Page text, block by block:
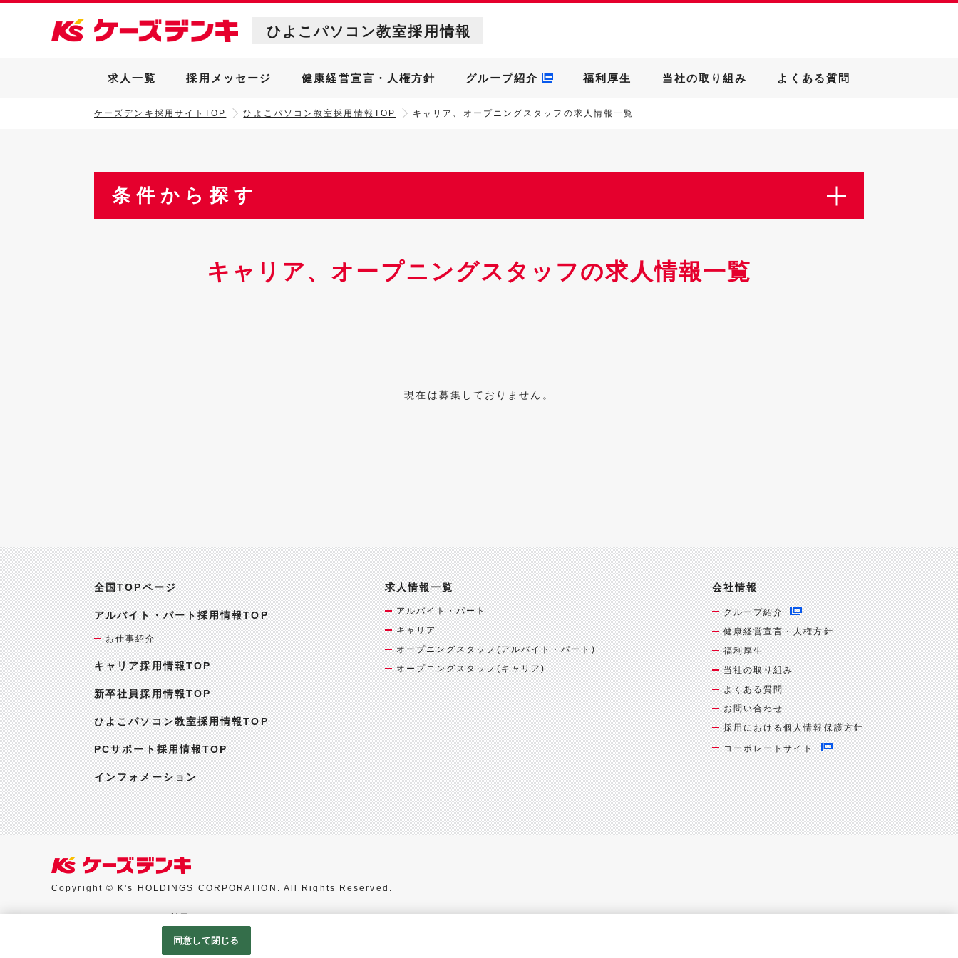
ひよこパソコン教室採用情報
求人一覧 採用メッセージ 健康経営宣言・人権方針 グループ紹介 福利厚生 当社の取り組み よくある質問
ケーズデンキ採用サイトTOP ひよこパソコン教室採用情報TOP キャリア、オープニングスタッフの求人情報一覧
条件から探す
キャリア、オープニングスタッフの求人情報一覧
現在は募集しておりません。
全国TOPページ
アルバイト・パート採用情報TOP
お仕事紹介
キャリア採用情報TOP
新卒社員採用情報TOP
ひよこパソコン教室採用情報TOP
PCサポート採用情報TOP
インフォメーション
求人情報一覧
アルバイト・パート
キャリア
オープニングスタッフ(アルバイト・パート)
オープニングスタッフ(キャリア)
会社情報
グループ紹介
健康経営宣言・人権方針
福利厚生
当社の取り組み
よくある質問
お問い合わせ
採用における個人情報保護方針
コーポレートサイト
Copyright © K's HOLDINGS CORPORATION. All Rights Reserved.
Googleアナリティクスの利用について
同意して閉じる